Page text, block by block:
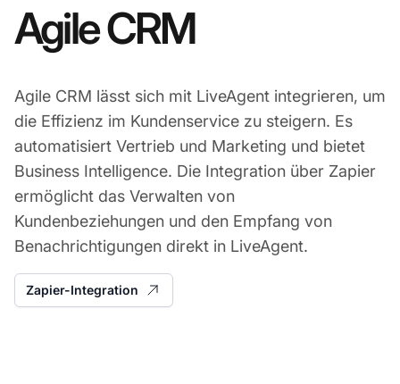
Agile CRM
Agile CRM lässt sich mit LiveAgent integrieren, um
die Effizienz im Kundenservice zu steigern. Es
automatisiert Vertrieb und Marketing und bietet
Business Intelligence. Die Integration über Zapier
ermöglicht das Verwalten von
Kundenbeziehungen und den Empfang von
Benachrichtigungen direkt in LiveAgent.
Zapier-Integration